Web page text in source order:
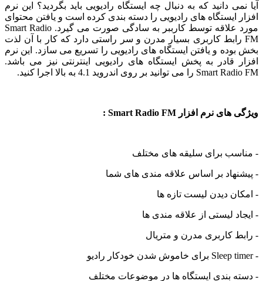
آیا نمی دانید که به دنبال چه ایستگاه رادیویی باید بگردید؟ این نرم
افزار ایستگاه های رادیویی را دسته بندی کرده است و یافتن محتوای
مورد علاقه توسط کارببر به سادگی صورت می گیرد. Smart Radio
FM رابط کاربری بسیار مدرن و سر راستی دارد که کار با آن لذت
بخش بوده و یافتن ایستگاه های رادیویی را تسریع می سازد. این نرم
افزار قادر به پخش ایستگاه های رادیویی اینترنتی نیز می باشد.
Smart Radio FM را می توانید بر روی اندروید 4.1 به بالا اجرا کنید.
ویژگی های نرم افزار Smart Radio FM :
- مناسب برای سلیقه های مختلف
- پیشنهاد بر اساس علاقه مندی های شما
- امکان دیدن لیست تازه ها
- ایجاد لیستی از علاقه مندی ها
- رابط کاربری مدرن و متریال
- Sleep timer برای خاموش شدن خودکار رادیو
- دسته بندی ایستگاه ها در موضوعات مختلف